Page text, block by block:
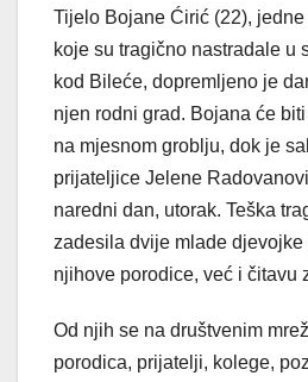
Tijelo Bojane Ćirić (22),
koje su tragično nastradale u
kod Bileće, dopremljeno je
njen rodni grad. Bojana će
na mjesnom groblju, dok je
prijateljice Jelene
naredni dan, utorak. Teška
zadesila dvije mlade
njihove porodice, već i čitavu
Od njih se na društvenim
porodica, prijatelji, kolege,